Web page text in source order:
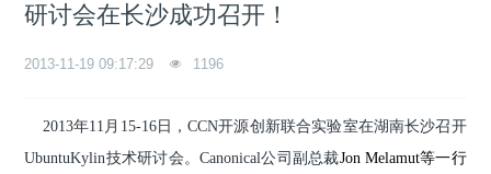
研讨会在长沙成功召开！
2013-11-19 09:17:29 1196
2013年11 月 15-16日，CCN开源创新联合实验室在湖南长沙召开
UbuntuKylin技术研讨会。Canonical公司副总裁Jon Melamut等一行